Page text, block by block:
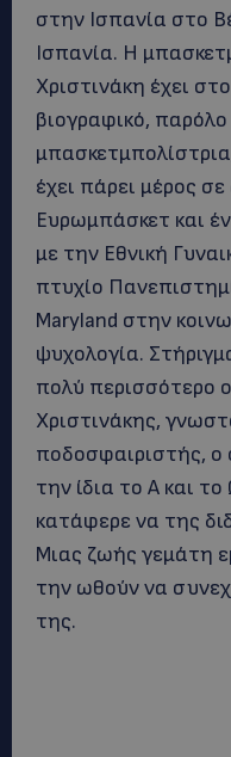
στην Ισπανία στο
Ισπανία. Η
Χριστινάκη έχει
βιογραφικό,
έχει πάρει μέρος σε
Ευρωμπάσκετ και
με την Εθνική
πτυχίο
Maryland στην
ψυχολογία.
πολύ περισσότερο
Χριστινάκης,
ποδοσφαιριστής, ο
την ίδια το Α και
κατάφερε να της
Μιας ζωής γεμάτη
την ωθούν να
της.